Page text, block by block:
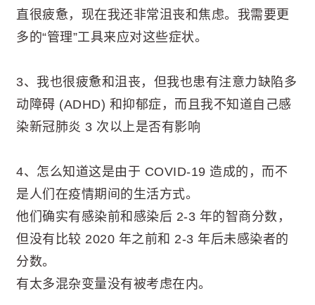
直很疲惫，现在我还非常沮丧和焦虑。我需要更
多的“管理”工具来应对这些症状。
3、我也很疲惫和沮丧，但我也患有注意力缺陷多
动障碍 (ADHD) 和抑郁症，而且我不知道自己感
染新冠肺炎 3 次以上是否有影响
4、怎么知道这是由于 COVID-19 造成的，而不
是人们在疫情期间的生活方式。
他们确实有感染前和感染后 2-3 年的智商分数，
但没有比较 2020 年之前和 2-3 年后未感染者的
分数。
有太多混杂变量没有被考虑在内。